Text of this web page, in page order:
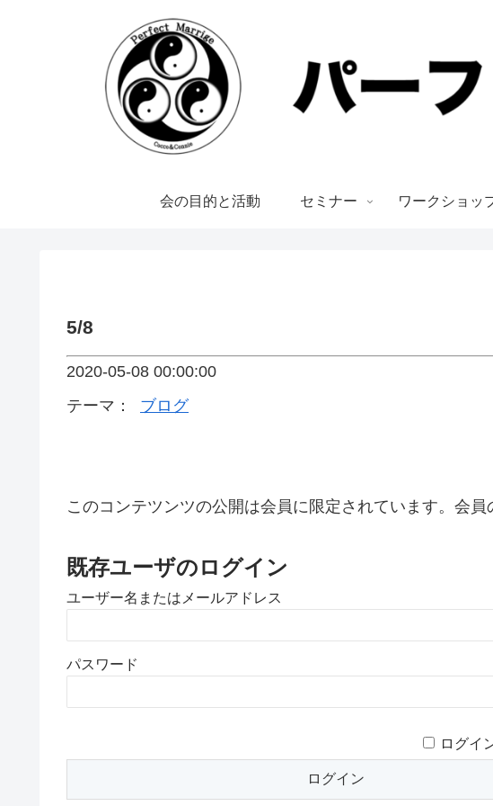
会の目的と活動 セミナー ワークショッ
5/8
2020-05-08 00:00:00
テーマ：
ブログ
このコンテツンツの公開は会員に限定されています。会員
既存ユーザのログイン
ユーザー名またはメールアドレス
パスワード
ログイ